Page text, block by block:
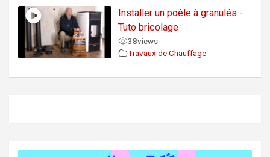
Installer un poêle à granulés -
Tuto bricolage
38views
Travaux de Chauffage